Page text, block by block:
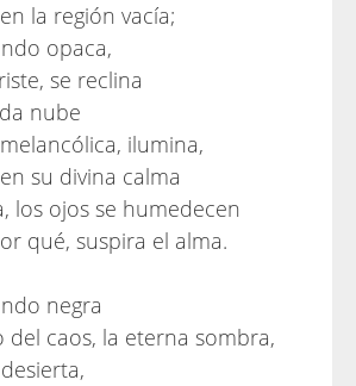
la región vacía;
opaca,
se reclina
nube
ilumina,
su divina calma
los ojos se humedecen
qué, suspira el alma.
negra
del caos, la eterna sombra,